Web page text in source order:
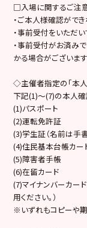
□入場に関するご注
・ご本人様確認がで
・事前受付をいただ
・事前受付がお済み
かる場合がございま
◇主催者指定の「本
下記(1)～(7)の本人確
(1)パスポート
(2)運転免許証
(3)学生証（名前は手
(4)住民基本台帳カー
(5)障害者手帳
(6)在留カード
(7)マイナンバーカー
用ください。）
※いずれもコピーや